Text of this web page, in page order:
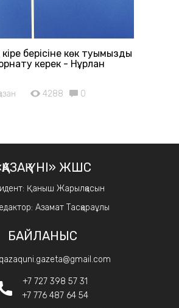
кіре берісіне көк туымызды
керек - Нұрлан
4288 0
ҮНІ» ЖШС
Қаныш Жарылқасын
Азамат Тасқараұлы
БАЙЛАНЫС
qazaquni.gazeta@gmail.com
+7 727 398 57 31
+7 776 487 64 54